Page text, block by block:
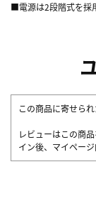
■電源は2段階式を採
この商品に寄せら
レビューはこの商
イン後、マイページ